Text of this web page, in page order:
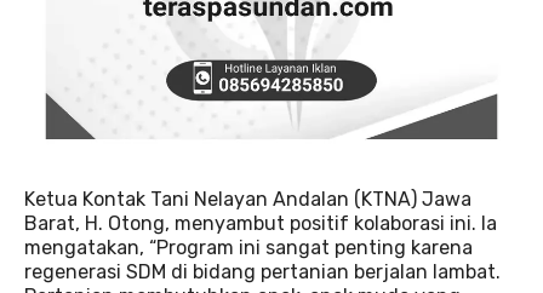
Ketua Kontak Tani Nelayan Andalan (KTNA) Jawa
Barat, H. Otong, menyambut positif kolaborasi ini. Ia
mengatakan, “Program ini sangat penting karena
regenerasi SDM di bidang pertanian berjalan lambat.